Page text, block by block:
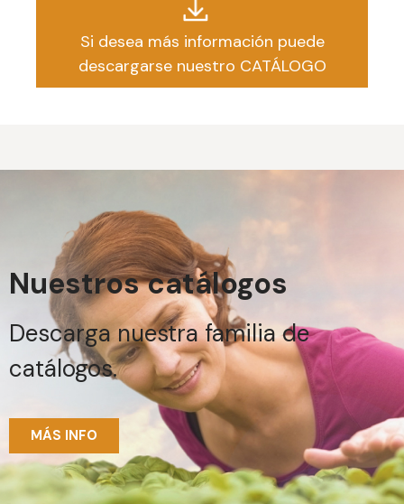
Si desea más información puede
descargarse nuestro CATÁLOGO
Nuestros catálogos
Descarga nuestra familia de
catálogos.
MÁS INFO